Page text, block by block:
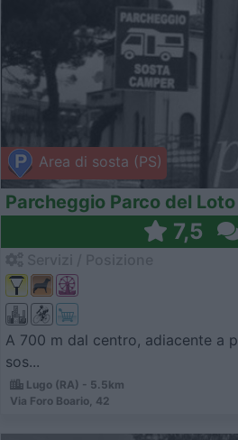
Area di sosta (PS)
Parcheggio Parco del Loto
7,5
A 700 m dal centro, adiacente a
sos...
Lugo (RA) - 5.5km
Via Foro Boario, 42